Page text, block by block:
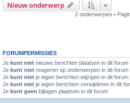
Nieuw onderwerp
2 onderwerpen •
FORUMPERMISSIES
Je kunt niet nieuwe berichten plaatsen in dit forum
Je kunt niet reageren op onderwerpen in dit forum
Je kunt niet je eigen berichten wijzigen in dit forum
Je kunt niet je eigen berichten verwijderen in dit
Je kunt geen bijlagen plaatsen in dit forum